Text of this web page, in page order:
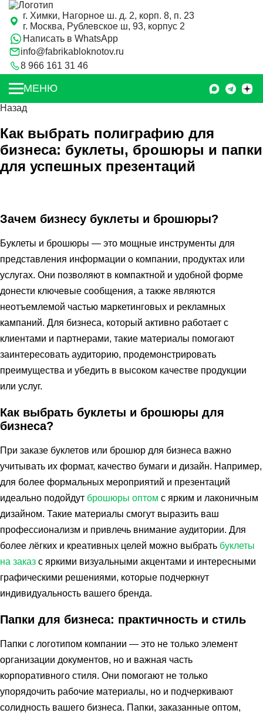
г. Химки, Нагорное ш. д. 2, корп. 8, п. 23
г. Москва, Рублевское ш, 93, корпус 2
Написать в WhatsApp
info@fabrikabloknotov.ru
8 966 161 31 46
МЕНЮ
Назад
Как выбрать полиграфию для
бизнеса: буклеты, брошюры и папки
для успешных презентаций
Зачем бизнесу буклеты и брошюры?
Буклеты и брошюры — это мощные инструменты для
представления информации о компании, продуктах или
услугах. Они позволяют в компактной и удобной форме
донести ключевые сообщения, а также являются
неотъемлемой частью маркетинговых и рекламных
кампаний. Для бизнеса, который активно работает с
клиентами и партнерами, такие материалы помогают
заинтересовать аудиторию, продемонстрировать
преимущества и убедить в высоком качестве продукции
или услуг.
Как выбрать буклеты и брошюры для
бизнеса?
При заказе буклетов или брошюр для бизнеса важно
учитывать их формат, качество бумаги и дизайн. Например,
для более формальных мероприятий и презентаций
идеально подойдут брошюры оптом с ярким и лаконичным
дизайном. Такие материалы смогут выразить ваш
профессионализм и привлечь внимание аудитории. Для
более лёгких и креативных целей можно выбрать буклеты
на заказ с яркими визуальными акцентами и интересными
графическими решениями, которые подчеркнут
индивидуальность вашего бренда.
Папки для бизнеса: практичность и стиль
Папки с логотипом компании — это не только элемент
организации документов, но и важная часть
корпоративного стиля. Они помогают не только
упорядочить рабочие материалы, но и подчеркивают
солидность вашего бизнеса. Папки, заказанные оптом,